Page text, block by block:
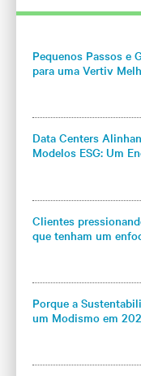
Pequenos Passos e
para uma Vertiv
Data Centers
Modelos ESG: Um
Clientes
que tenham um
Porque a
um Modismo em